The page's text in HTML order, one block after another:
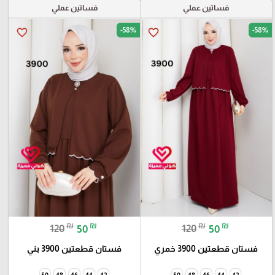
فساتين عملي
favorite_border -58%
120₪ 50 ₪
فستان قطعتين 3900 خمري
فساتين عملي
favorite_border -58%
120₪ 50 ₪
فستان قطعتين 3900 بني